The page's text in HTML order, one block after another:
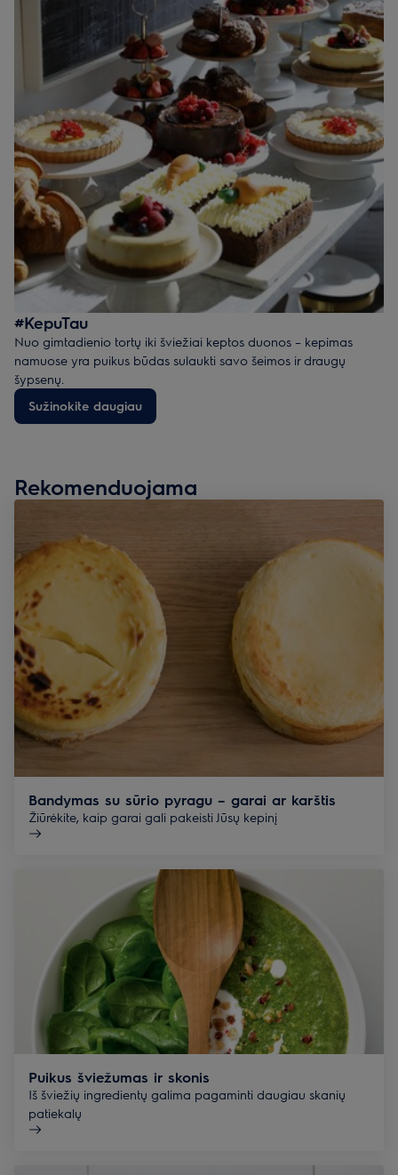
#KepuTau
Nuo gimtadienio tortų iki šviežiai keptos duonos – kepimas
namuose yra puikus būdas sulaukti savo šeimos ir draugų
šypsenų.
Sužinokite daugiau
Rekomenduojama
Bandymas su sūrio pyragu – garai ar karštis
Žiūrėkite, kaip garai gali pakeisti Jūsų kepinį
Puikus šviežumas ir skonis
Iš šviežių ingredientų galima pagaminti daugiau skanių
patiekalų